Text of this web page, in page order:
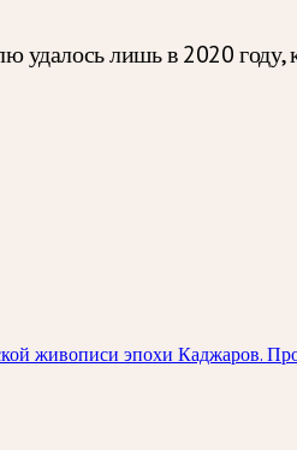
удалось лишь в 2020 году,
живописи эпохи Каджаров.